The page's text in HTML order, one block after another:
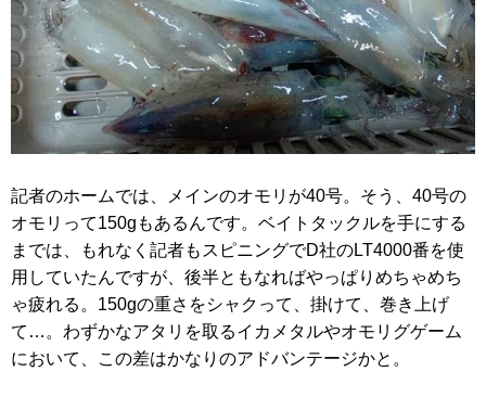
記者のホームでは、メインのオモリが40号。そう、40号の
オモリって150gもあるんです。ベイトタックルを手にする
までは、もれなく記者もスピニングでD社のLT4000番を使
用していたんですが、後半ともなればやっぱりめちゃめち
ゃ疲れる。150gの重さをシャクって、掛けて、巻き上げ
て…。わずかなアタリを取るイカメタルやオモリグゲーム
において、この差はかなりのアドバンテージかと。